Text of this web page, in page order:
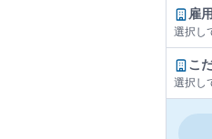
雇
選択し
こ
選択し